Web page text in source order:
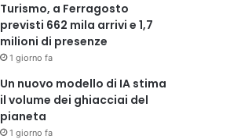
Turismo, a Ferragosto
previsti 662 mila arrivi e 1,7
milioni di presenze
1 giorno fa
Un nuovo modello di IA stima
il volume dei ghiacciai del
pianeta
1 giorno fa